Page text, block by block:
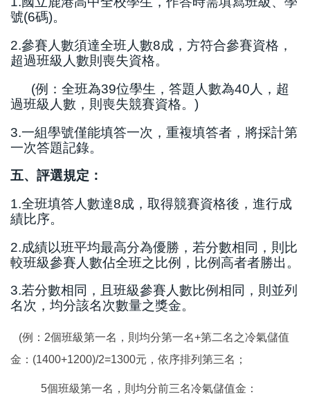
號(6碼)。
2.參賽人數須達全班人數8成，方符合參賽資格，
超過班級人數則喪失資格。
(例：全班為39位學生，答題人數為40人，超
過班級人數，則喪失競賽資格。)
3.一組學號僅能填答一次，重複填答者，將採計第
一次答題記錄。
五、評選規定：
1.全班填答人數達8成，取得競賽資格後，進行成
績比序。
2.成績以班平均最高分為優勝，若分數相同，則比
較班級參賽人數佔全班之比例，比例高者者勝出。
3.若分數相同，且班級參賽人數比例相同，則並列
名次，均分該名次數量之獎金。
(例：2個班級第一名，則均分第一名+第二名之冷氣儲值
金：(1400+1200)/2=1300元，依序排列第三名；
5個班級第一名，則均分前三名冷氣儲值金：